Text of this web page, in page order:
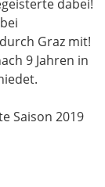
dabei!
Graz mit!
9 Jahren in
Saison 2019